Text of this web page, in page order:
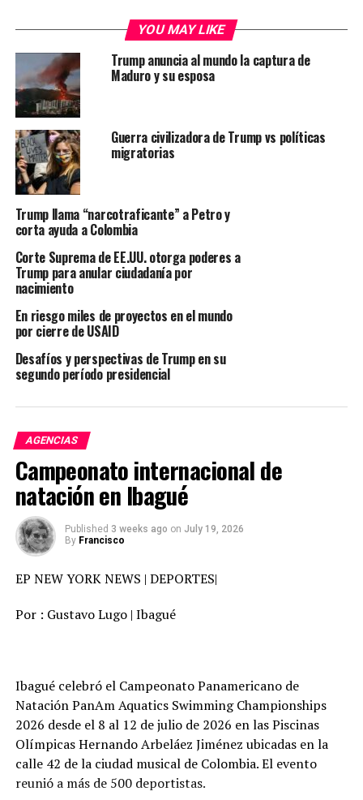
El recuento que hicieron fue impactante, aunque
complicado, y de acuerdo a los demócratas, exhibe a un
presidente que abusa de su poder, y del poder de la
política exterior de Estados Unidos, para objetivos
políticos personales.
“La cuestión es tan simple y tan terrible como esa”, dijo
el representante demócrata Adam Schiff, presidente de
la Comisión de Inteligencia, al inaugurar las audiencias.
“Nuestra respuesta a estas cuestiones no afectarán sólo
el futuro de esta presidencia, sino también el futuro de
la presidencia misma”.
El diplomático de carrera William Taylor, encargado de
negocios en Kiev, brindó un nuevo testimonio de que a
Trump lo escucharon preguntar sobre “las
investigaciones” a los demócratas que él quería que
Ucrania realizara y que son el centro de la pesquisa de
para ver las audiencias y negó haber hecho la llamada.
“Es la primera vez que oigo hablar de ella”, respondió
cuando le preguntaron.
Durante todo el día, los diplomáticos testificaron sobre
cómo una embajadora fue despedida, que el nuevo
gobierno ucraniano estaba confundido y que
descubrieron un “canal irregular” de política exterior
Rudy Giuliani, que causó alerta en los círculos
en las redes sociales de los partidos, ofreció a la nación y
al mundo un vistazo cercano a la investigación.
Trump quería que el gobierno de Ucrania investigara las
actividades de demócratas en la elección de 2016 y a su
posible rival para el 2020, Joe Biden, todo mientras el
YOU MAY LIKE
Trump anuncia al mundo la captura de
Maduro y su esposa
Guerra civilizadora de Trump vs políticas
migratorias
Trump llama “narcotraficante” a Petro y
corta ayuda a Colombia
Corte Suprema de EE.UU. otorga poderes a
Trump para anular ciudadanía por
nacimiento
En riesgo miles de proyectos en el mundo
por cierre de USAID
Desafíos y perspectivas de Trump en su
segundo período presidencial
AGENCIAS
Campeonato internacional de
natación en Ibagué
Published 3 weeks ago on July 19, 2026
By Francisco
EP NEW YORK NEWS | DEPORTES|
Por : Gustavo Lugo | Ibagué
Ibagué celebró el Campeonato Panamericano de
Natación PanAm Aquatics Swimming Championships
2026 desde el 8 al 12 de julio de 2026 en las Piscinas
Olímpicas Hernando Arbeláez Jiménez ubicadas en la
calle 42 de la ciudad musical de Colombia. El evento
reunió a más de 500 deportistas.